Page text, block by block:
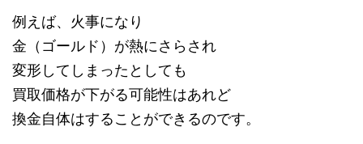
例えば、火事になり
金（ゴールド）が熱にさらされ
変形してしまったとしても
買取価格が下がる可能性はあれど
換金自体はすることができるのです。